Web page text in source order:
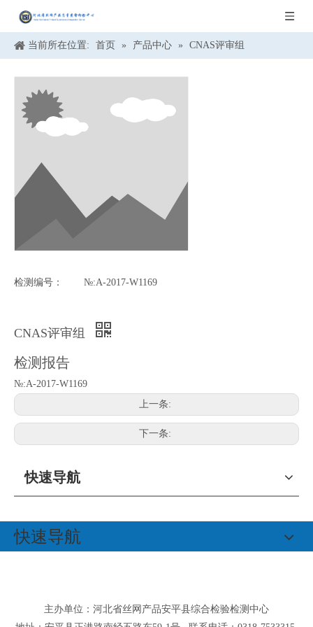
当前所在位置: 首页 » 产品中心 » CNAS评审组
检测编号： №:A-2017-W1169
CNAS评审组
检测报告
№:A-2017-W1169
上一条:
下一条:
快速导航
快速导航
主办单位：河北省丝网产品安平县综合检验检测中心